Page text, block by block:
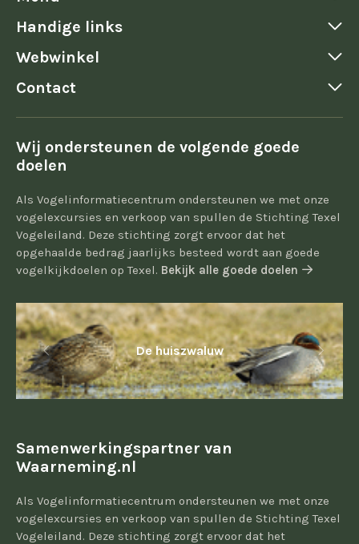
Handige links
Webwinkel
Contact
Wij ondersteunen de volgende goede
doelen
Als Vogelinformatiecentrum ondersteunen we met onze
vogelexcursies en verkoop van spullen de Stichting Texel
Vogeleiland. Deze stichting zorgt ervoor dat het
opgehaalde bedrag jaarlijks besteed wordt aan goede
vogelkijkdoelen op Texel. Bekijk alle goede doelen
De huiszwaluw
Samenwerkingspartner van
Waarneming.nl
Als Vogelinformatiecentrum ondersteunen we met onze
vogelexcursies en verkoop van spullen de Stichting Texel
Vogeleiland. Deze stichting zorgt ervoor dat het